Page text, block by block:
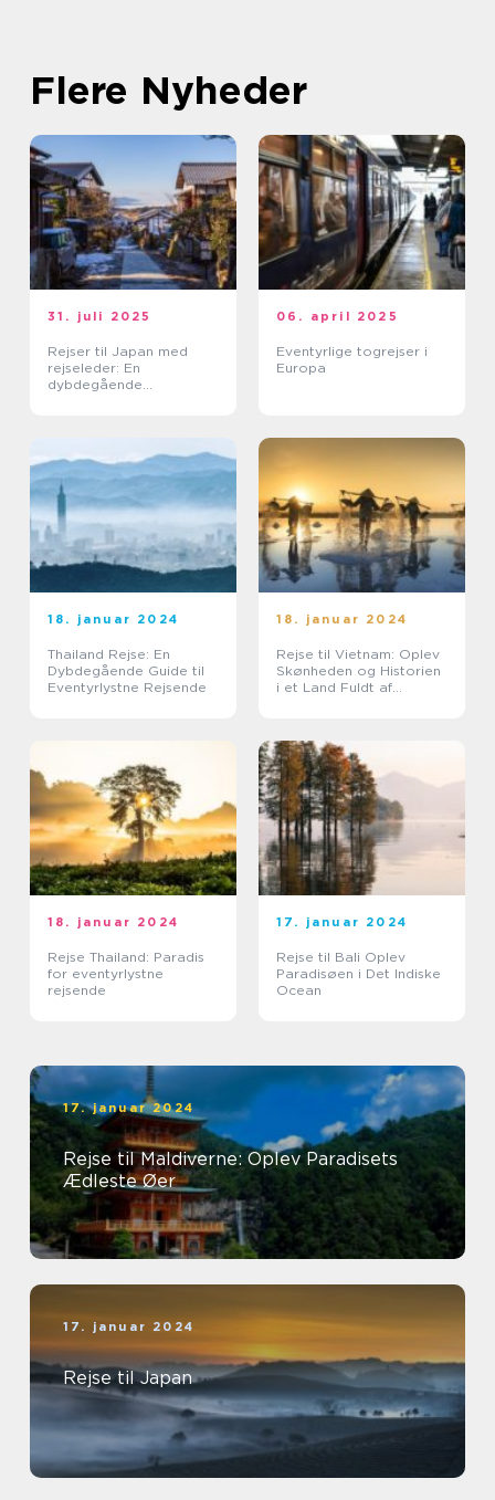
Flere Nyheder
31. juli 2025
Rejser til Japan med
rejseleder: En
dybdegående
06. april 2025
Eventyrlige togrejser i
Europa
18. januar 2024
Thailand Rejse: En
Dybdegående Guide til
Eventyrlystne Rejsende
18. januar 2024
Rejse til Vietnam: Oplev
Skønheden og Historien
i et Land Fuldt af
18. januar 2024
Rejse Thailand: Paradis
for eventyrlystne
rejsende
17. januar 2024
Rejse til Bali Oplev
Paradisøen i Det Indiske
Ocean
17. januar 2024
Rejse til Maldiverne: Oplev Paradisets
Ædleste Øer
17. januar 2024
Rejse til Japan